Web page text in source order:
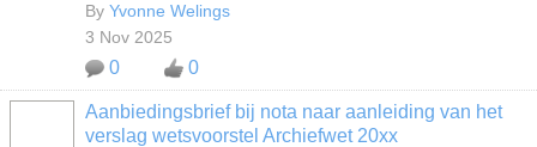
By Yvonne Welings
3 Nov 2025
0 0
Aanbiedingsbrief bij nota naar aanleiding van het
verslag wetsvoorstel Archiefwet 20xx